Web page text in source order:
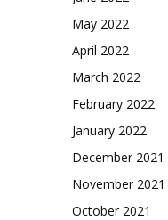
May 2022
April 2022
March 2022
February 2022
January 2022
December 2021
November 2021
October 2021